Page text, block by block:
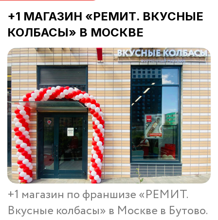
+1 МАГАЗИН «РЕМИТ. ВКУСНЫЕ
КОЛБАСЫ» В МОСКВЕ
+1 магазин по франшизе «РЕМИТ.
Вкусные колбасы» в Москве в Бутово.